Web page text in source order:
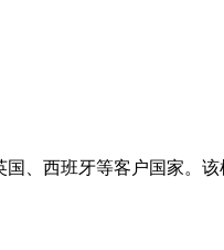
、西班牙等客户国家。